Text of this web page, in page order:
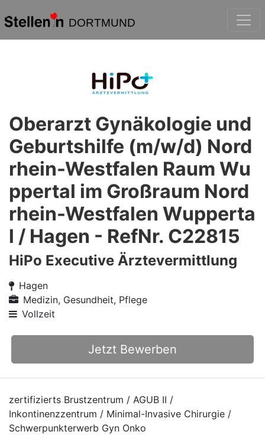
DORTMUND
Oberarzt Gynäkologie und
Geburtshilfe (m/w/d) Nord
rhein-Westfalen Raum Wu
ppertal im Großraum Nord
rhein-Westfalen Wupperta
l / Hagen - RefNr. C22815
HiPo Executive Ärztevermittlung
Hagen
Medizin, Gesundheit, Pflege
Vollzeit
Jetzt Bewerben
zertifizierts Brustzentrum / AGUB II /
Inkontinenzzentrum / Minimal-Invasive Chirurgie /
Schwerpunkterwerb Gyn Onko